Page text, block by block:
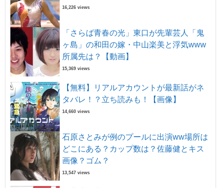
16,226 views
「さらば青春の光」東口が先輩芸人「鬼
ヶ島」の和田の嫁・中山楽美と浮気www
所属先は？【動画】
15,369 views
【無料】リアルアカウントが最新話がネ
タバレ！？立ち読みも！【画像】
14,660 views
石原さとみが例のプールに出演ww場所は
どこにある？カップ数は？佐藤健とキス
画像？ゴム？
13,547 views